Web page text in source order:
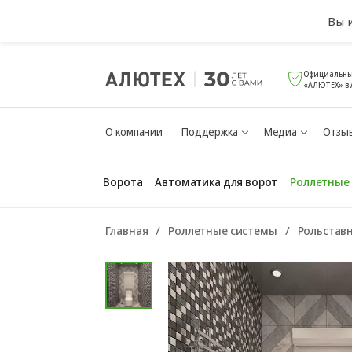
«АЛЮТЕХ» в
О компании Поддержка Медиа
Ворота Автоматика для ворот
Главная Роллетные системы
Вы